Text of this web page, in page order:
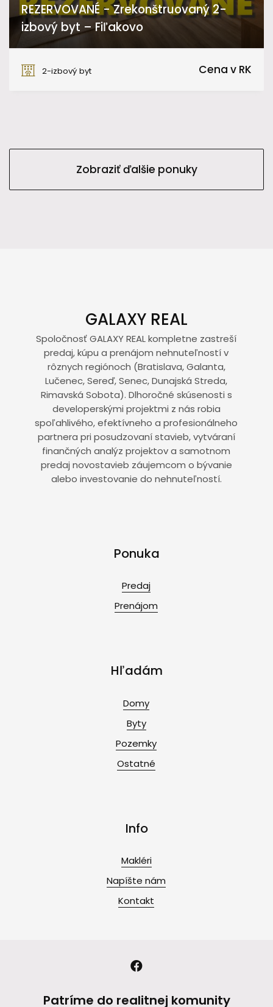
REZERVOVANÉ - Zrekonštruovaný 2-
izbový byt – Fiľakovo
2-izbový byt
Cena v RK
Zobraziť ďalšie ponuky
GALAXY REAL
Spoločnosť GALAXY REAL kompletne zastreší
predaj, kúpu a prenájom nehnuteľností v
rôznych regiónoch (Bratislava, Galanta,
Lučenec, Sereď, Senec, Dunajská Streda,
Rimavská Sobota). Dlhoročné skúsenosti s
developerskými projektmi z nás robia
spoľahlivého, efektívneho a profesionálneho
partnera pri posudzovaní stavieb, vytváraní
finančných analýz projektov a samotnom
predaj novostavieb záujemcom o bývanie
alebo investovanie do nehnuteľností.
Ponuka
Predaj
Prenájom
Hľadám
Domy
Byty
Pozemky
Ostatné
Info
Makléri
Napíšte nám
Kontakt
Patríme do realitnej komunity